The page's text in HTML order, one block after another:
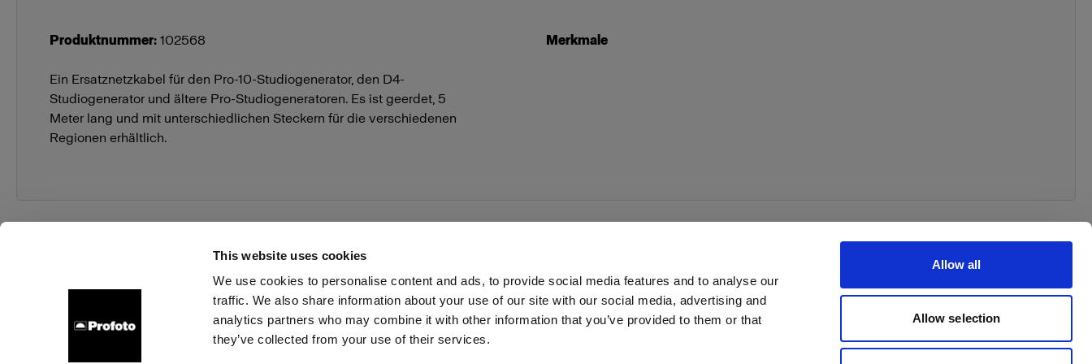
This website uses cookies
We use cookies to personalise content and ads, to provide social media features and to analyse our
traffic. We also share information about your use of our site with our social media, advertising and
analytics partners who may combine it with other information that you’ve provided to them or that
they’ve collected from your use of their services.
Allow all
Allow selection
Produktnummer: 102568
Ein Ersatznetzkabel für den Pro-10-Studiogenerator, den D4-
Studiogenerator und ältere Pro-Studiogeneratoren. Es ist geerdet, 5
Meter lang und mit unterschiedlichen Steckern für die verschiedenen
Regionen erhältlich.
Merkmale
Über uns Kontakt Support Karriere Presse Investoren Share the Light Withdrawal your order